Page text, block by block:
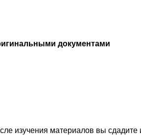
документами
изучения материалов вы сдадите